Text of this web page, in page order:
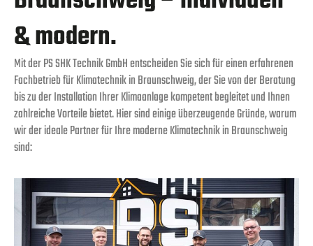
& modern.
Mit der PS SHK Technik GmbH entscheiden Sie sich für einen erfahrenen
Fachbetrieb für Klimatechnik in Braunschweig, der Sie von der Beratung
bis zu der Installation Ihrer Klimaanlage kompetent begleitet und Ihnen
zahlreiche Vorteile bietet.Hier sind einige überzeugende Gründe, warum
wir der ideale Partner fürIhre moderne Klimatechnik in Braunschweig
sind: